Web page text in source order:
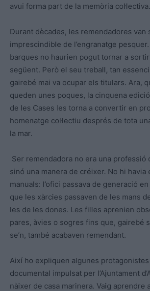
avui forma part de la memòria col·lectiva.
Durant dècades, les remendadores van
imprescindible de l’engranatge
barques no haurien pogut tornar a
següent. Però el seu treball, tan
gairebé mai va ocupar els titulars. Ara,
queden unes poques, la cinquena
de les Cases les torna a convertir en
homenatge col·lectiu després de tota
la mar.
Ser remendadora no era una professió
sinó una manera de créixer. No hi havia
manuals: l’ofici passava de generació
que les xàrcies passaven de les mans
les de les dones. Les filles aprenien
pares, àvies o sogres fins que, gairebé
se’n, també acabaven remendant.
Així ho expliquen algunes protagonistes
documental impulsat per l’Ajuntament
nàixer de casa marinera. Vaig aprendre